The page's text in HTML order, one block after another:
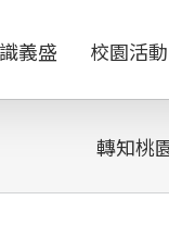
義盛 校園活動
轉知桃